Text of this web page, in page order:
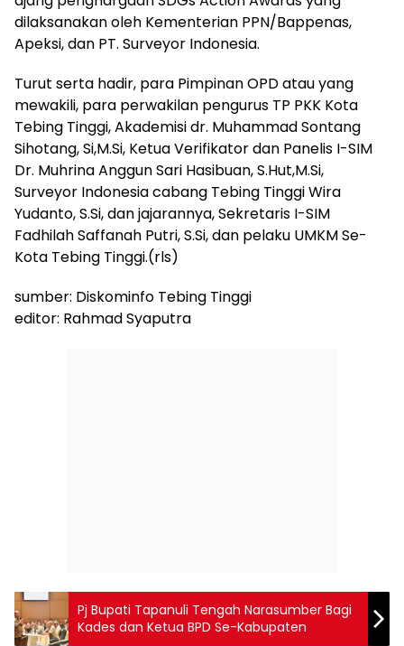
dilaksanakan oleh Kementerian PPN/Bappenas,
Apeksi, dan PT. Surveyor Indonesia.
Turut serta hadir, para Pimpinan OPD atau yang
mewakili, para perwakilan pengurus TP PKK Kota
Tebing Tinggi, Akademisi dr. Muhammad Sontang
Sihotang, Si,M.Si, Ketua Verifikator dan Panelis I-SIM
Dr. Muhrina Anggun Sari Hasibuan, S.Hut,M.Si,
Surveyor Indonesia cabang Tebing Tinggi Wira
Yudanto, S.Si, dan jajarannya, Sekretaris I-SIM
Fadhilah Saffanah Putri, S.Si, dan pelaku UMKM Se-
Kota Tebing Tinggi.(rls)
sumber: Diskominfo Tebing Tinggi
editor: Rahmad Syaputra
Pj Bupati Tapanuli Tengah Narasumber Bagi
Kades dan Ketua BPD Se-Kabupaten